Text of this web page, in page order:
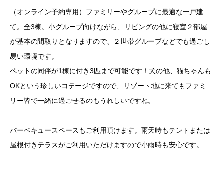
（オンライン予約専用）ファミリーやグループに最適な一戸建
て。全3棟。小グループ向けながら、リビングの他に寝室２部屋
が基本の間取りとなりますので、２世帯グループなどでも過ごし
易い環境です。
ペットの同伴が1棟に付き3匹まで可能です！犬の他、猫ちゃんも
OKという珍しいコテージですので、リゾート地に来てもファミ
リー皆で一緒に過ごせるのもうれしいですね。
バーベキュースペースもご利用頂けます。雨天時もテントまたは
屋根付きテラスがご利用いただけますので小雨時も安心です。